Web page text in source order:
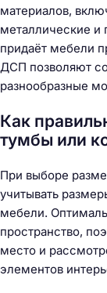
материалов,
металлические и
придаёт мебели
ДСП позволяют
разнообразные
Как
тумбы или
При выборе
учитывать
мебели.
пространство,
место и
элементов